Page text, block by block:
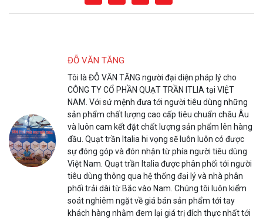
ĐỖ VĂN TĂNG
Tôi là ĐỖ VĂN TĂNG người đại diện pháp lý cho
CÔNG TY CỔ PHẦN QUẠT TRẦN ITLIA tại VIỆT
NAM. Với sứ mệnh đưa tới người tiêu dùng những
sản phẩm chất lượng cao cấp tiêu chuẩn châu Âu
và luôn cam kết đặt chất lượng sản phẩm lên hàng
đầu. Quạt trần Italia hi vọng sẽ luôn luôn có được
sự đóng góp và đón nhận từ phía người tiêu dùng
Việt Nam. Quạt trần Italia được phân phối tới người
tiêu dùng thông qua hệ thống đại lý và nhà phân
phối trải dài từ Bắc vào Nam. Chúng tôi luôn kiểm
soát nghiêm ngặt về giá bán sản phẩm tới tay
khách hàng nhằm đem lại giá trị đích thực nhất tới